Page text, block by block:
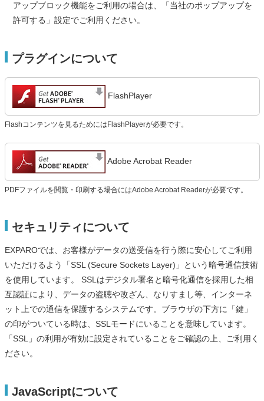
アップブロック機能をご利用の場合は、「当社のポップアップを
許可する」設定でご利用ください。
プラグインについて
FlashPlayer
Flashコンテンツを見るためにはFlashPlayerが必要です。
Adobe Acrobat Reader
PDFファイルを閲覧・印刷する場合にはAdobe Acrobat Readerが必要です。
セキュリティについて
EXPAROでは、お客様がデータの送受信を行う際に安心してご利用
いただけるよう「SSL (Secure Sockets Layer)」という暗号通信技術
を使用しています。 SSLはデジタル署名と暗号化通信を採用した相
互認証により、データの盗聴や改ざん、なりすまし等、インターネ
ット上での通信を保護するシステムです。ブラウザの下方に「鍵」
の印がついている時は、SSLモードにいることを意味しています。
「SSL」の利用が有効に設定されていることをご確認の上、ご利用く
ださい。
JavaScriptについて